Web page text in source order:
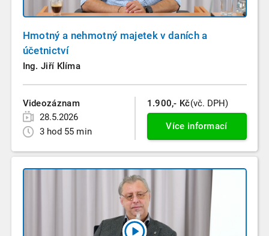
Hmotný a nehmotný majetek v daních a
účetnictví
Ing. Jiří Klíma
Videozáznam
28.5.2026
3 hod 55 min
1.900,- Kč(vč. DPH)
Více informací